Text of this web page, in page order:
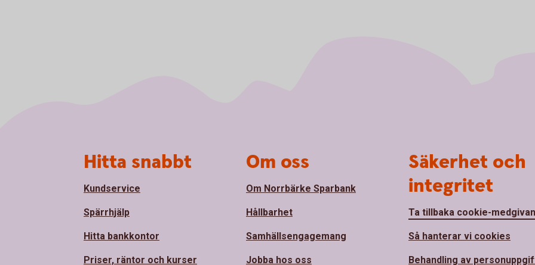
Hitta snabbt
Kundservice
Spärrhjälp
Hitta bankkontor
Priser, räntor och kurser
Om oss
Om Norrbärke Sparbank
Hållbarhet
Samhällsengagemang
Jobba hos oss
Säkerhet och
integritet
Ta tillbaka cookie-
Så hanterar vi cookies
Behandling av